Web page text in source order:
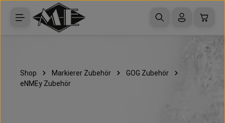
Zum Hauptinhalt springen
Shop Markierer Zubehör
GOG Zubehör
eNMEy Zubehör